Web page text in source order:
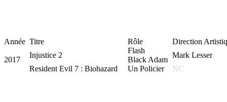
Année Titre Rôle Direction
2017
Injustice 2
Flash
Mark Lesser
Black Adam
Resident Evil 7 : Biohazard
Un Policier NC